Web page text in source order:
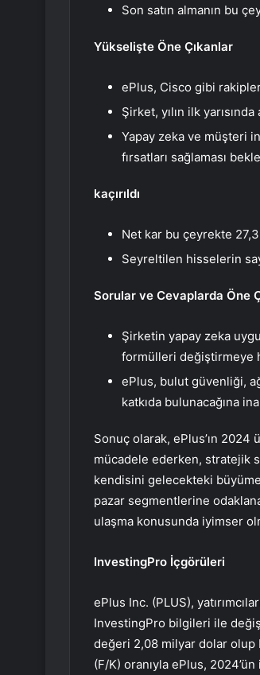
Son satın almanın bu
Yükselişte Öne Çıkanlar
ePlus, Cisco gibi
Şirket, yılın ilk
Yapay zeka ve müşteri
fırsatları sağlaması
kaçırıldı
Net kar bu çeyrekte
Seyreltilen hisselerin
Sorular ve Cevaplarda Öne
Şirketin yapay zeka
formülleri değiştirmeye
ePlus, bulut güvenliği,
katkıda bulunacağına
Sonuç olarak, ePlus’ın
mücadele ederken, stratejik
kendisini gelecekteki büyüme
pazar segmentlerine
ulaşma konusunda iyimser
InvestingPro İçgörüleri
ePlus Inc. (PLUS),
InvestingPro bilgileri ile
değeri 2,08 milyar dolar olup
(F/K) oranıyla ePlus,